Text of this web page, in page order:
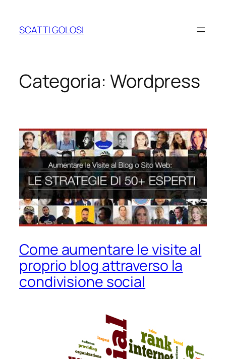
contenuto
SCATTI GOLOSI
Categoria: Wordpress
Come aumentare le visite al
proprio blog attraverso la
condivisione social